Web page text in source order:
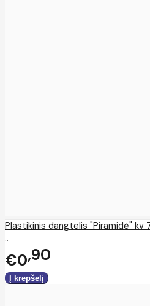
Plastikinis dangtelis "Piramidė" kv
..
€0 90